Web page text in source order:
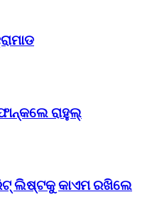
ରାହୁଲ୍‌
ଲିଷ୍ଟକୁ କାଏମ ରଖିଲେ